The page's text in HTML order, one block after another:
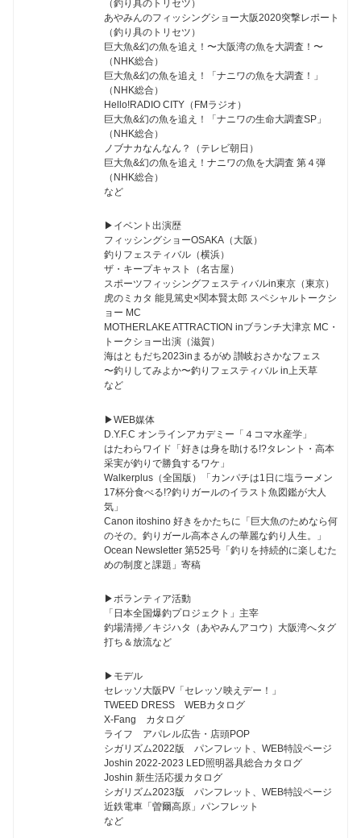
（釣り具のトリセツ）
あやみんのフィッシングショー大阪2020突撃レポート
（釣り具のトリセツ）
巨大魚&幻の魚を追え！〜大阪湾の魚を大調査！〜
（NHK総合）
巨大魚&幻の魚を追え！「ナニワの魚を大調査！」
（NHK総合）
Hello!RADIO CITY（FMラジオ）
巨大魚&幻の魚を追え！「ナニワの生命大調査SP」
（NHK総合）
ノブナカなんなん？（テレビ朝日）
巨大魚&幻の魚を追え！ナニワの魚を大調査 第４弾
（NHK総合）
など
▶︎イベント出演歴
フィッシングショーOSAKA（大阪）
釣りフェスティバル（横浜）
ザ・キープキャスト（名古屋）
スポーツフィッシングフェスティバルin東京（東京）
虎のミカタ 能見篤史×関本賢太郎 スペシャルトークシ
ョー MC
MOTHERLAKE ATTRACTION inブランチ大津京 MC・
トークショー出演（滋賀）
海はともだち2023inまるがめ 讃岐おさかなフェス
〜釣りしてみよか〜釣りフェスティバル in上天草
など
▶︎WEB媒体
D.Y.F.C オンラインアカデミー「４コマ水産学」
はたわらワイド「好きは身を助ける!?タレント・高本
采実が釣りで勝負するワケ」
Walkerplus（全国版）「カンパチは1日に塩ラーメン
17杯分食べる!?釣りガールのイラスト魚図鑑が大人
気」
Canon itoshino 好きをかたちに「巨大魚のためなら何
のその。釣りガール高本さんの華麗な釣り人生。」
Ocean Newsletter 第525号「釣りを持続的に楽しむた
めの制度と課題」寄稿
▶︎ボランティア活動
「日本全国爆釣プロジェクト」主宰
釣場清掃／キジハタ（あやみんアコウ）大阪湾へタグ
打ち＆放流など
▶︎モデル
セレッソ大阪PV「セレッソ映えデー！」
TWEED DRESS WEBカタログ
X-Fang カタログ
ライフ アパレル広告・店頭POP
シガリズム2022版 パンフレット、WEB特設ページ
Joshin 2022-2023 LED照明器具総合カタログ
Joshin 新生活応援カタログ
シガリズム2023版 パンフレット、WEB特設ページ
近鉄電車「曽爾高原」パンフレット
など